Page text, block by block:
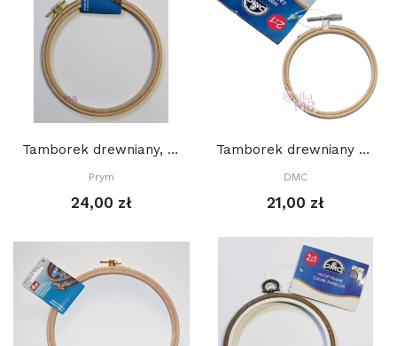
Tamborek drewniany, PRYM, 16 cm
Prym
24,00 zł
Tamborek drewniany DMC 7,5 cm, U2058
DMC
21,00 zł